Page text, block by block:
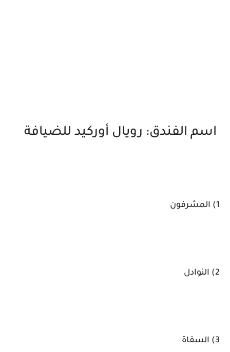
اسم الفندق: رويال أوركيد للضيافة
1) المشرفون
2) النوادل
3) السقاة